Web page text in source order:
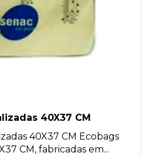
40X37 CM
40X37 CM Ecobags
CM, fabricadas em...